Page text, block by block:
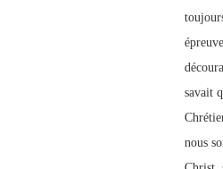
savait
nous